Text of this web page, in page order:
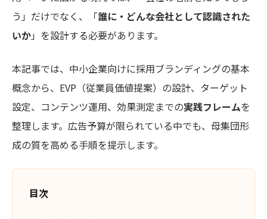
う」だけでなく、「誰に・どんな会社として認識された
いか」を設計する必要があります。
本記事では、中小企業向けに採用ブランディングの基本
概念から、EVP（従業員価値提案）の設計、ターゲット
設定、コンテンツ運用、効果測定までの実践フレームを
整理します。広告予算が限られている中でも、母集団形
成の質を高める手順を提示します。
目次